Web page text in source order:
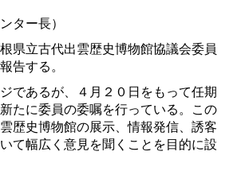
ター長）
県立古代出雲歴史博物館協議会委員
告する。
であるが、４月２０日をもって任期
たに委員の委嘱を行っている。この
歴史博物館の展示、情報発信、誘客
て幅広く意見を聞くことを目的に設